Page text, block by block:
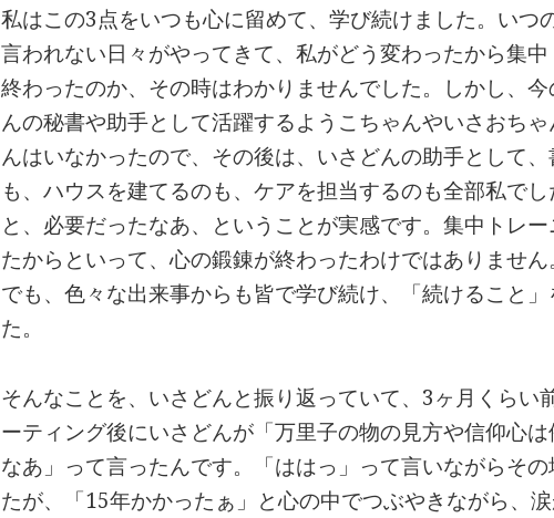
私はこの3点をいつも心に留めて、学び続けました。いつ
言われない日々がやってきて、私がどう変わったから集
終わったのか、その時はわかりませんでした。しかし、
んの秘書や助手として活躍するようこちゃんやいさおち
んはいなかったので、その後は、いさどんの助手として
も、ハウスを建てるのも、ケアを担当するのも全部私で
と、必要だったなあ、ということが実感です。集中トレ
たからといって、心の鍛錬が終わったわけではありませ
でも、色々な出来事からも皆で学び続け、「続けること
た。
そんなことを、いさどんと振り返っていて、3ヶ月くらい
ーティング後にいさどんが「万里子の物の見方や信仰心
なあ」って言ったんです。「ははっ」って言いながらそ
たが、「15年かかったぁ」と心の中でつぶやきながら、